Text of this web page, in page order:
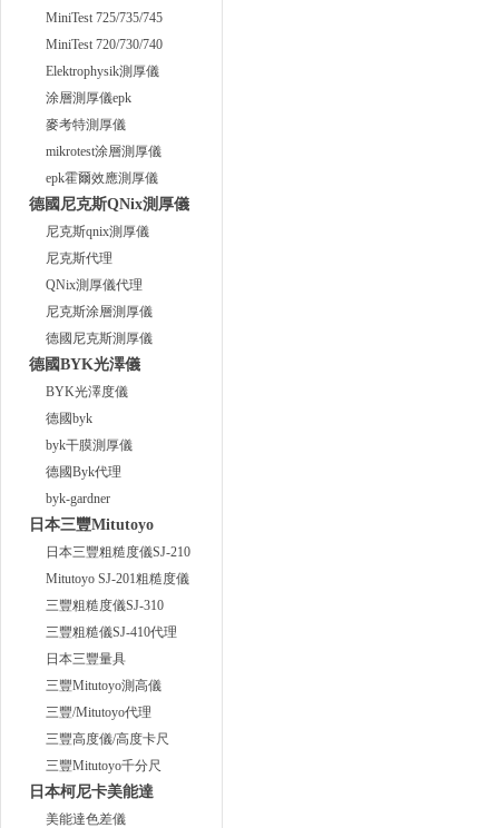
MiniTest 725/735/745
MiniTest 720/730/740
Elektrophysik測厚儀
涂層測厚儀epk
麥考特測厚儀
mikrotest涂層測厚儀
epk霍爾效應測厚儀
德國尼克斯QNix測厚儀
尼克斯qnix測厚儀
尼克斯代理
QNix測厚儀代理
尼克斯涂層測厚儀
德國尼克斯測厚儀
德國BYK光澤儀
BYK光澤度儀
德國byk
byk干膜測厚儀
德國Byk代理
byk-gardner
日本三豐Mitutoyo
日本三豐粗糙度儀SJ-210
Mitutoyo SJ-201粗糙度儀
三豐粗糙度儀SJ-310
三豐粗糙儀SJ-410代理
日本三豐量具
三豐Mitutoyo測高儀
三豐/Mitutoyo代理
三豐高度儀/高度卡尺
三豐Mitutoyo千分尺
日本柯尼卡美能達
美能達色差儀